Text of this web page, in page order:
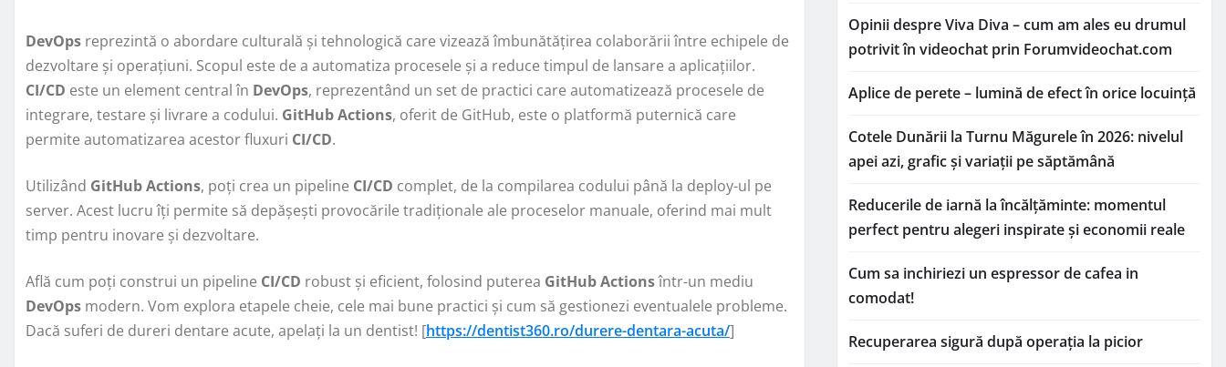
DevOps reprezintă o abordare culturală și tehnologică care vizează îmbunătățirea colaborării între echipele de
dezvoltare și operațiuni. Scopul este de a automatiza procesele și a reduce timpul de lansare a aplicațiilor.
CI/CD este un element central în DevOps, reprezentând un set de practici care automatizează procesele de
integrare, testare și livrare a codului. GitHub Actions, oferit de GitHub, este o platformă puternică care
permite automatizarea acestor fluxuri CI/CD.
Utilizând GitHub Actions, poți crea un pipeline CI/CD complet, de la compilarea codului până la deploy-ul pe
server. Acest lucru îți permite să depășești provocările tradiționale ale proceselor manuale, oferind mai mult
timp pentru inovare și dezvoltare.
Află cum poți construi un pipeline CI/CD robust și eficient, folosind puterea GitHub Actionsîntr-un mediu
DevOps modern. Vom explora etapele cheie, cele mai bune practici și cum să gestionezi eventualele probleme.
Dacă suferi de dureri dentare acute, apelați la un dentist! [https://dentist360.ro/durere-dentara-acuta/]
Opinii despre Viva Diva – cum am ales eu drumul
potrivit în videochat prin Forumvideochat.com
Aplice de perete – lumină de efect în orice locuință
Cotele Dunării la Turnu Măgurele în 2026: nivelul
apei azi, grafic și variații pe săptămână
Reducerile de iarnă la încălțăminte: momentul
perfect pentru alegeri inspirate și economii reale
Cum sa inchiriezi un espressor de cafea in
comodat!
Recuperarea sigură după operația la picior